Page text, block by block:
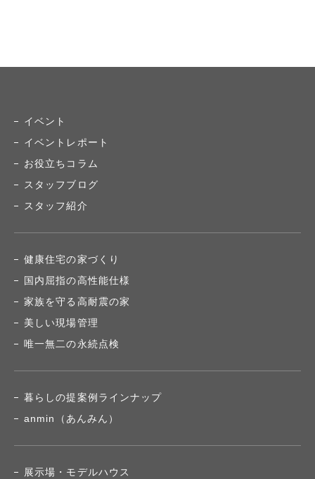
イベント
イベントレポート
お役立ちコラム
スタッフブログ
スタッフ紹介
健康住宅の家づくり
国内屈指の高性能仕様
家族を守る高耐震の家
美しい現場管理
唯一無二の永続点検
暮らしの提案例ラインナップ
anmin（あんみん）
展示場・モデルハウス